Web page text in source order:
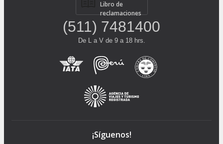
Libro de
reclamaciones
(511) 7481400
De L a V de 9 a 18 hrs.
¡Síguenos!